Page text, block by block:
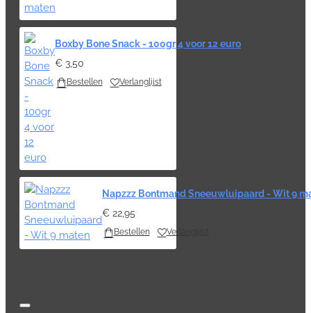
Boxby Bone Snack - 100gr 4 voor 12 euro
€ 3,50
Bestellen Verlanglijst
Napzzz Bontmand Sneeuwluipaard - Wit 9
€ 22,95
Bestellen Verlanglijst